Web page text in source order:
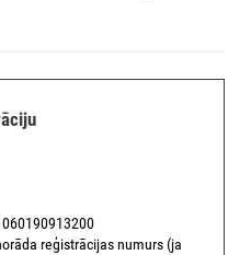
reģistrācijas numurs (ja